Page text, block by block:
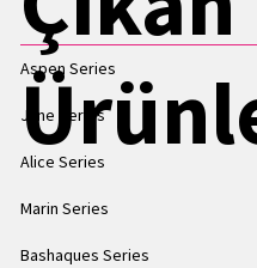
Aspen Series
Jane Series
Alice Series
Marin Series
Bashaques Series